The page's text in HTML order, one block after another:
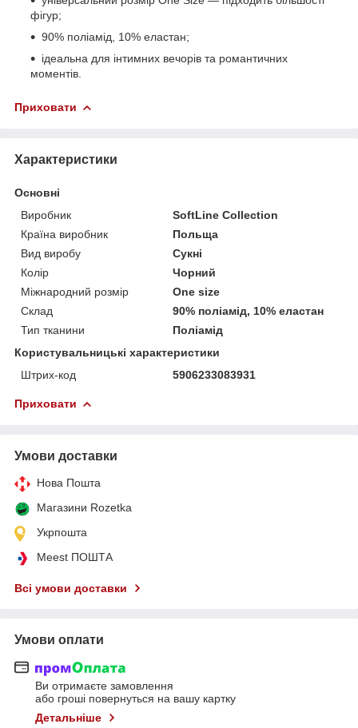
фігур;
90% поліамід, 10% еластан;
ідеальна для інтимних вечорів та романтичних
моментів.
Приховати
Характеристики
Основні
Виробник
SoftLine Collection
Країна виробник
Польща
Вид виробу
Сукні
Колір
Чорний
Міжнародний розмір
One size
Склад
90% поліамід, 10% еластан
Тип тканини
Поліамід
Користувальницькі характеристики
Штрих-код
5906233083931
Приховати
Умови доставки
Нова Пошта
Магазини Rozetka
Укрпошта
Meest ПОШТА
Всі умови доставки
Умови оплати
Ви отримаєте замовлення
або гроші повернуться на вашу картку
Детальніше